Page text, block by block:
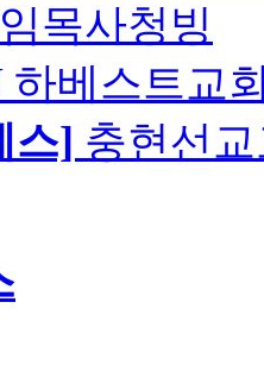
목사청빙
하베스트교
스] 충현선